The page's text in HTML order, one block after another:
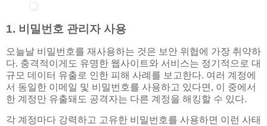
1. 비밀번호 관리자 사용
오늘날 비밀번호를 재사용하는 것은 보안 위협에 가장 취약하
다. 충격적이게도 유명한 웹사이트와 서비스는 정기적으로 대
규모 데이터 유출로 인한 피해 사례를 보고한다. 여러 계정에
서 동일한 이메일 및 비밀번호를 사용하고 있다면, 이 중에서
한 계정만 유출돼도 공격자는 다른 계정을 해킹할 수 있다.
각 계정마다 강력하고 고유한 비밀번호를 사용하면 이런 사태